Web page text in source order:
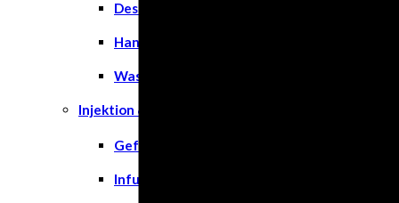
Desinfektion
Handschuhe
Waschlotion
Injektion & Infusion
Gefäßkatheter
Infusionslösungen & Zubehör